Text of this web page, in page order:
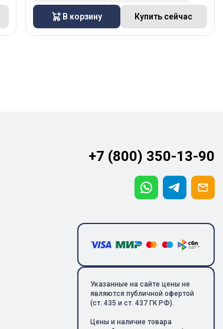
В корзину Купить сейчас
+7 (800) 350-13-90
Указанные на сайте цены не
являются публичной офертой
(ст. 435 и ст. 437 ГК РФ).
Цены и наличие товара